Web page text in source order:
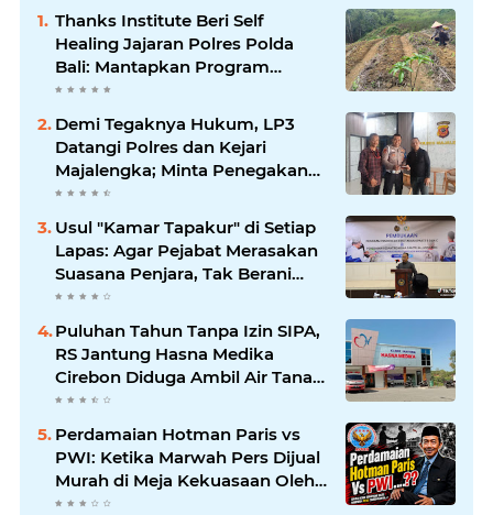
Thanks Institute Beri Self
Healing Jajaran Polres Polda
Bali: Mantapkan Program
Unggulan Kapolda
Demi Tegaknya Hukum, LP3
Datangi Polres dan Kejari
Majalengka; Minta Penegakan
Proporsional: Restoratif untuk
Oknum
Usul "Kamar Tapakur" di Setiap
Lapas: Agar Pejabat Merasakan
Suasana Penjara, Tak Berani
Korupsi dan Menyalahgunakan
Puluhan Tahun Tanpa Izin SIPA,
RS Jantung Hasna Medika
Cirebon Diduga Ambil Air Tanah
Secara Ilegal; Advokat Kirim
Perdamaian Hotman Paris vs
PWI: Ketika Marwah Pers Dijual
Murah di Meja Kekuasaan Oleh:
Aceng Syamsul Hadie (ASH)"